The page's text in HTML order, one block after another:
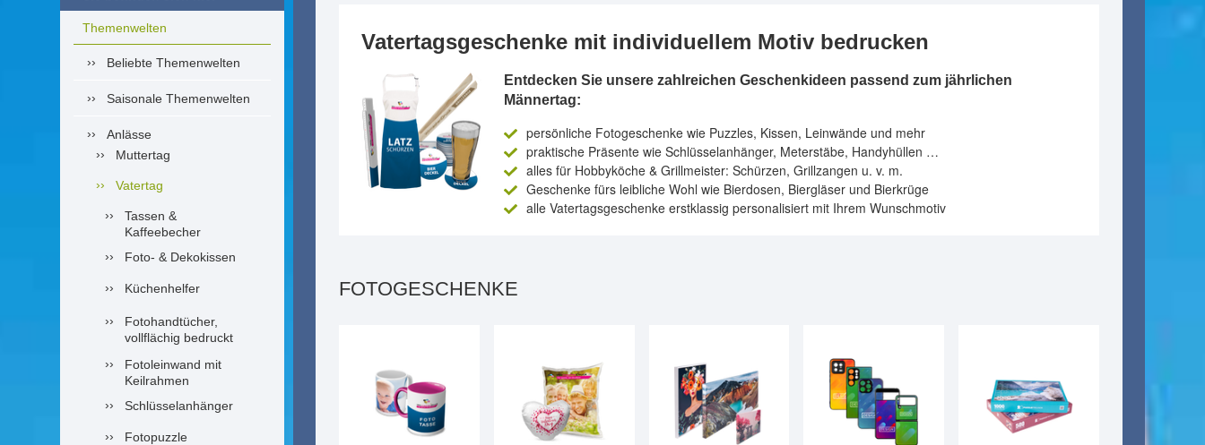
Themenwelten
Beliebte Themenwelten
Saisonale Themenwelten
Anlässe
Muttertag
Vatertag
Tassen &
Kaffeebecher
Foto- & Dekokissen
Küchenhelfer
Fotohandtücher,
vollflächig bedruckt
Fotoleinwand mit
Keilrahmen
Schlüsselanhänger
Fotopuzzle
Vatertagsgeschenke mit individuellem Motiv bedrucken
Entdecken Sie unsere zahlreichen Geschenkideen passend zum jährlichen
Männertag:
persönliche Fotogeschenke wie Puzzles, Kissen, Leinwände und mehr
praktische Präsente wie Schlüsselanhänger, Meterstäbe, Handyhüllen …
alles für Hobbyköche & Grillmeister: Schürzen, Grillzangen u. v. m.
Geschenke fürs leibliche Wohl wie Bierdosen, Biergläser und Bierkrüge
alle Vatertagsgeschenke erstklassig personalisiert mit Ihrem Wunschmotiv
FOTOGESCHENKE